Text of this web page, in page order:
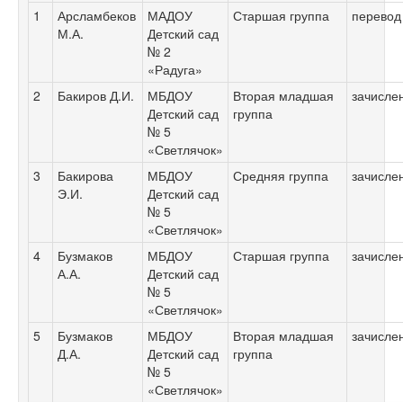
1
Арсламбеков
М.А.
МАДОУ
Детский сад
№ 2
«Радуга»
Старшая группа перевод
2 Бакиров Д.И.
МБДОУ
Детский сад
№ 5
«Светлячок»
Вторая младшая
группа
3
Бакирова
Э.И.
МБДОУ
Детский сад
№ 5
«Светлячок»
Средняя группа
4
Бузмаков
А.А.
МБДОУ
Детский сад
№ 5
«Светлячок»
Старшая группа
5
Бузмаков
Д.А.
МБДОУ
Детский сад
№ 5
«Светлячок»
Вторая младшая
группа